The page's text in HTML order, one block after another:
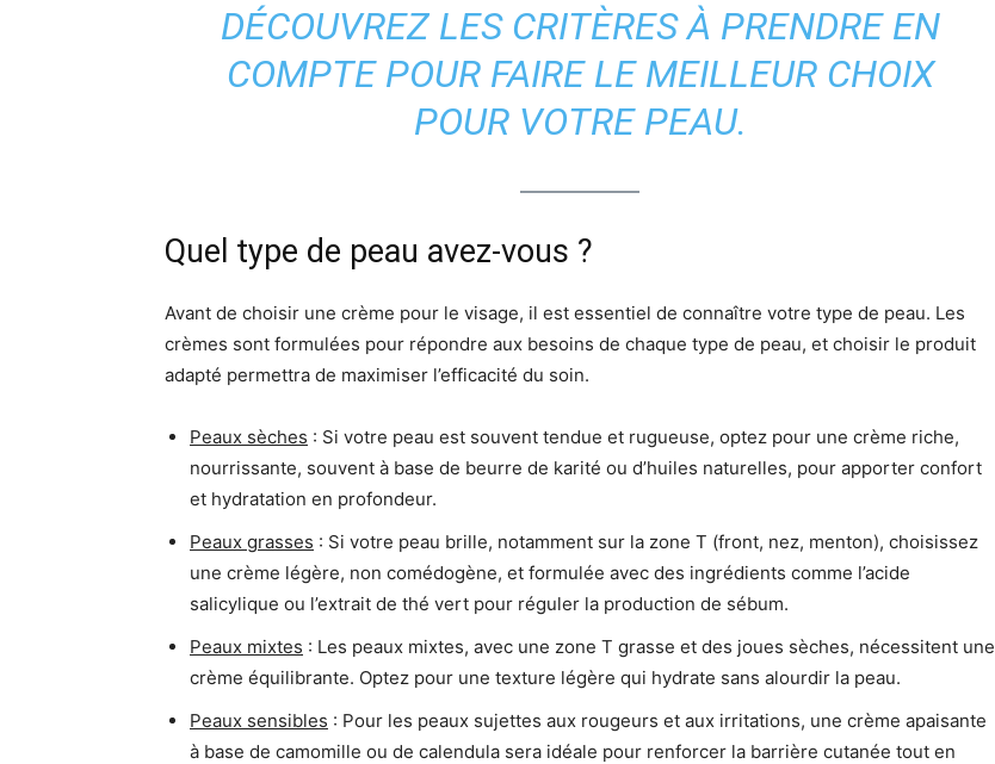
DÉCOUVREZ LES CRITÈRES À PRENDRE EN
COMPTE POUR FAIRE LE MEILLEUR CHOIX
POUR VOTRE PEAU.
Quel type de peau avez-vous ?
Avant de choisir une crème pour le visage, il est essentiel de connaître votre type de peau. Les
crèmes sont formulées pour répondre aux besoins de chaque type de peau, et choisir le produit
adapté permettra de maximiser l’efficacité du soin.
Peaux sèches : Si votre peau est souvent tendue et rugueuse, optez pour une crème riche,
nourrissante, souvent à base de beurre de karité ou d’huiles naturelles, pour apporter confort
et hydratation en profondeur.
Peaux grasses : Si votre peau brille, notamment sur la zone T (front, nez, menton), choisissez
une crème légère, non comédogène, et formulée avec des ingrédients comme l’acide
salicylique ou l’extrait de thé vert pour réguler la production de sébum.
Peaux mixtes : Les peaux mixtes, avec une zone T grasse et des joues sèches, nécessitent une
crème équilibrante. Optez pour une texture légère qui hydrate sans alourdir la peau.
Peaux sensibles : Pour les peaux sujettes aux rougeurs et aux irritations, une crème apaisante
à base de camomille ou de calendula sera idéale pour renforcer la barrière cutanée tout en